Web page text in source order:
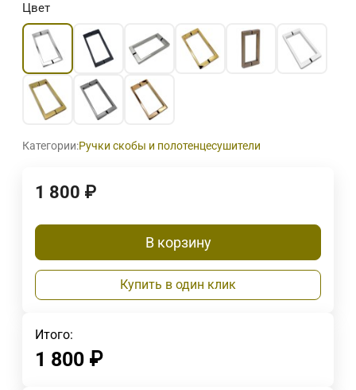
Цвет
Категории:Ручки скобы и полотенцесушители
1 800 ₽
В корзину
Купить в один клик
Итого:
1 800 ₽